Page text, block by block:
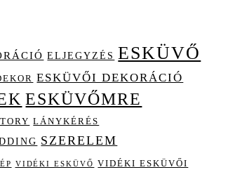
ELJEGYZÉS ESKÜVŐ
ESKÜVŐI DEKORÁCIÓ
ESKÜVŐMRE
LÁNYKÉRÉS
SZERELEM
VIDÉKI ESKÜVŐ
VIDÉKI ESKÜVŐI